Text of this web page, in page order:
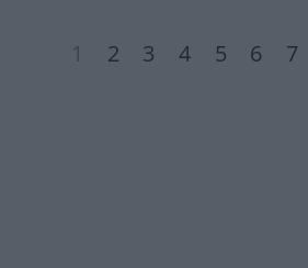
1 2 3 4 5 6 7